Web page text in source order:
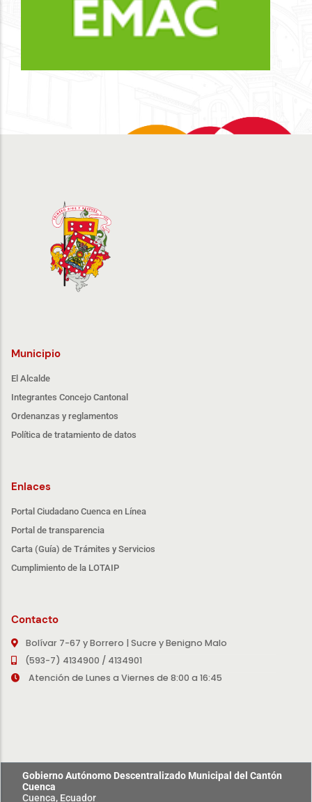
Municipio
El Alcalde
Integrantes Concejo Cantonal
Ordenanzas y reglamentos
Política de tratamiento de datos
Enlaces
Portal Ciudadano Cuenca en Línea
Portal de transparencia
Carta (Guía) de Trámites y Servicios
Cumplimiento de la LOTAIP
Contacto
Bolívar 7-67 y Borrero | Sucre y Benigno Malo
(593-7) 4134900 / 4134901
Atención de Lunes a Viernes de 8:00 a 16:45
Gobierno Autónomo Descentralizado Municipal del Cantón
Cuenca
Cuenca, Ecuador